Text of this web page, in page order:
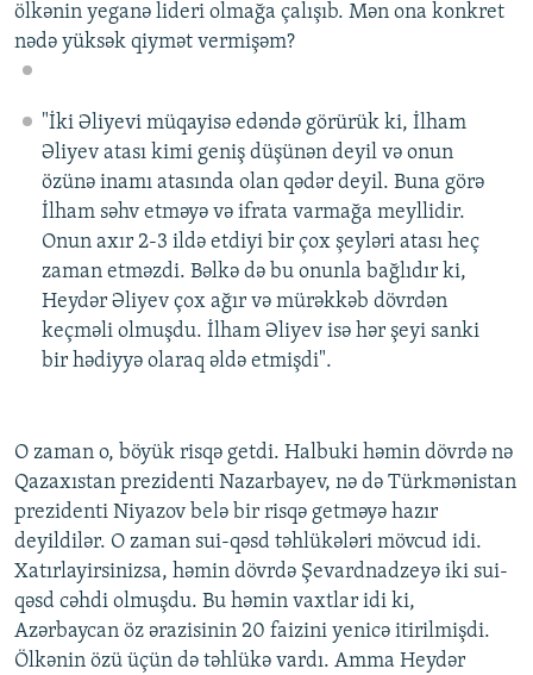
ölkənin yeganə lideri olmağa çalışıb. Mən ona konkret
nədə yüksək qiymət vermişəm?
"İki Əliyevi müqayisə edəndə görürük ki, İlham
Əliyev atası kimi geniş düşünən deyil və onun
özünə inamı atasında olan qədər deyil. Buna görə
İlham səhv etməyə və ifrata varmağa meyllidir.
Onun axır 2-3 ildə etdiyi bir çox şeyləri atası heç
zaman etməzdi. Bəlkə də bu onunla bağlıdır ki,
Heydər Əliyev çox ağır və mürəkkəb dövrdən
keçməli olmuşdu. İlham Əliyev isə hər şeyi sanki
bir hədiyyə olaraq əldə etmişdi".
O zaman o, böyük risqə getdi. Halbuki həmin dövrdə nə
Qazaxıstan prezidenti Nazarbayev, nə də Türkmənistan
prezidenti Niyazov belə bir risqə getməyə hazır
deyildilər. O zaman sui-qəsd təhlükələri mövcud idi.
Xatırlayirsinizsa, həmin dövrdə Şevardnadzeyə iki sui-
qəsd cəhdi olmuşdu. Bu həmin vaxtlar idi ki,
Azərbaycan öz ərazisinin 20 faizini yenicə itirilmişdi.
Ölkənin özü üçün də təhlükə vardı. Amma Heydər